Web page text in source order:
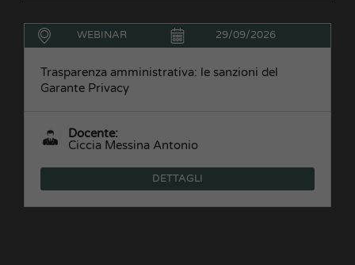
WEBINAR 29/09/2026
Trasparenza amministrativa: le sanzioni del
Garante Privacy
Docente:
Ciccia Messina Antonio
DETTAGLI